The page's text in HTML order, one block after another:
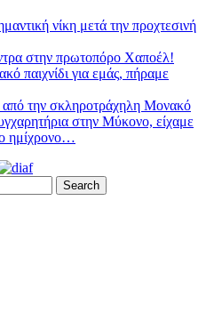
νίκη μετά την προχτεσινή
στην πρωτοπόρο Χαποέλ!
παιχνίδι για εμάς, πήραμε
την σκληροτράχηλη Μονακό
στην Μύκονο, είχαμε
ημίχρονο…